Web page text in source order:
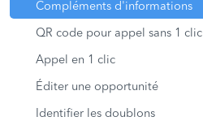
Compléments d'informations
QR code pour appel sans 1 clic
Appel en 1 clic
Éditer une opportunité
Identifier les doublons